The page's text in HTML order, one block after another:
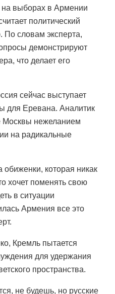
выборах в Армении
политический
словам эксперта,
демонстрируют
что делает его
сейчас выступает
для Еревана. Аналитик
Москвы нежеланием
на радикальные
обиженки, которая никак
хочет поменять свою
в ситуации
Армения все это
Кремль пытается
для удержания
пространства.
не будешь, но русские